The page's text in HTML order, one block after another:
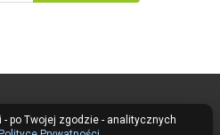
po Twojej zgodzie - analitycznych